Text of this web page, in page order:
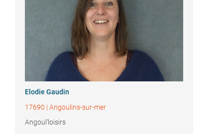
Elodie Gaudin
17690 | Angoulins-sur-mer
Angoul'loisirs